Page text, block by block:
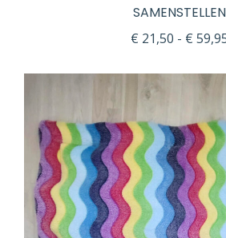
SAMENSTELLEN
€ 21,50 - €